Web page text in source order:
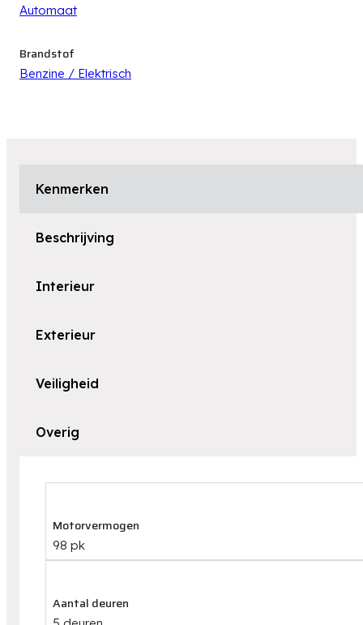
Automaat
Brandstof
Benzine / Elektrisch
Kenmerken
Beschrijving
Interieur
Exterieur
Veiligheid
Overig
Motorvermogen
98 pk
Aantal deuren